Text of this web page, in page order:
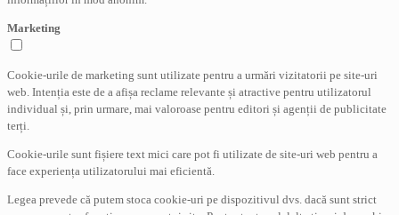
Marketing
Cookie-urile de marketing sunt utilizate pentru a urmări vizitatorii pe site-uri
web. Intenția este de a afișa reclame relevante și atractive pentru utilizatorul
individual și, prin urmare, mai valoroase pentru editori și agenții de publicitate
terți.
Cookie-urile sunt fișiere text mici care pot fi utilizate de site-uri web pentru a
face experiența utilizatorului mai eficientă.
Legea prevede că putem stoca cookie-uri pe dispozitivul dvs. dacă sunt strict